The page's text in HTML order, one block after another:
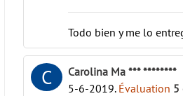
Todo bien y me lo
C
Carolina Ma *** ********
5-6-2019. Évaluation 5